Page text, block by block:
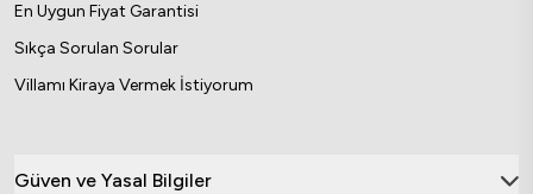
En Uygun Fiyat Garantisi
Sıkça Sorulan Sorular
Villamı Kiraya Vermek İstiyorum
Güven ve Yasal Bilgiler